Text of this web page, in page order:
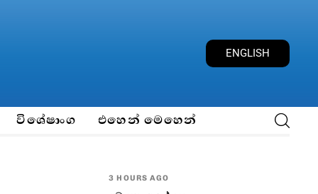
ENGLISH
විශේෂාංග එහෙන් මෙහෙන්
3 HOURS AGO